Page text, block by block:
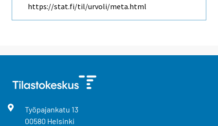
https://stat.fi/til/urvoli/meta.html
Työpajankatu 13
00580 Helsinki